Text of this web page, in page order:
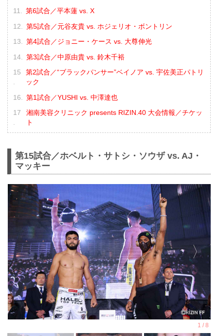
第6試合／平本蓮 vs. X
第5試合／元谷友貴 vs. ホジェリオ・ボントリン
第4試合／ジョニー・ケース vs. 大尊伸光
第3試合／中原由貴 vs. 鈴木千裕
第2試合／“ブラックパンサー”ベイノア vs. 宇佐美正パトリ
ック
第1試合／YUSHI vs. 中澤達也
湘南美容クリニック presents RIZIN.40 大会情報／チケッ
ト
第15試合／ホベルト・サトシ・ソウザ vs. AJ・
マッキー